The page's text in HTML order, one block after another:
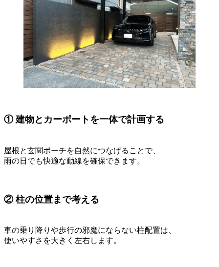
① 建物とカーポートを一体で計画する
屋根と玄関ポーチを自然につなげることで、
雨の日でも快適な動線を確保できます。
② 柱の位置まで考える
車の乗り降りや歩行の邪魔にならない柱配置は、
使いやすさを大きく左右します。